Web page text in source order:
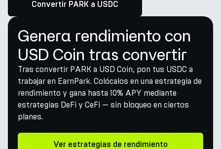
Convertir PARK a USDC
Genera rendimiento con
USD Coin tras convertir
Tras convertir PARK a USD Coin, pon tus USDC a
trabajar en EarnPark. Colócalos en una estrategia de
rendimiento y gana hasta 10% APY mediante
estrategias DeFi y CeFi — sin bloqueo en ciertos
planes.
Ver estrategias de rendimiento